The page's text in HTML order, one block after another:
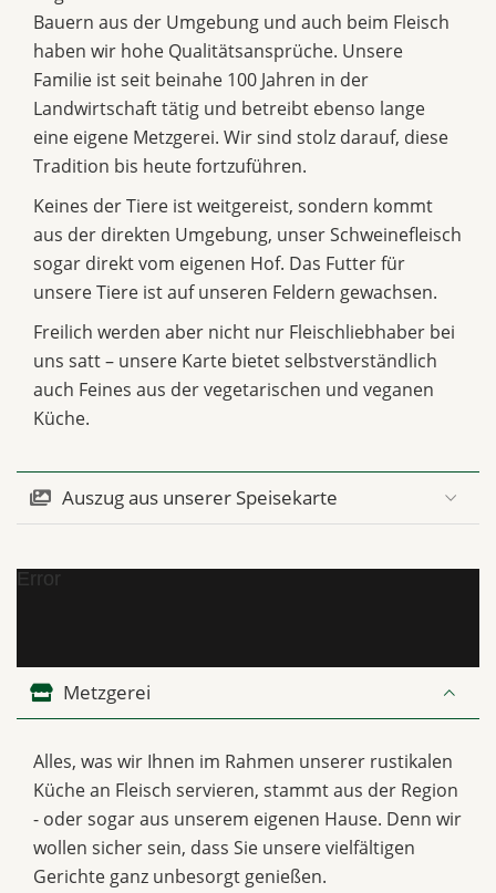
Bauern aus der Umgebung und auch beim Fleisch
haben wir hohe Qualitätsansprüche. Unsere
Familie ist seit beinahe 100 Jahren in der
Landwirtschaft tätig und betreibt ebenso lange
eine eigene Metzgerei. Wir sind stolz darauf, diese
Tradition bis heute fortzuführen.
Keines der Tiere ist weitgereist, sondern kommt
aus der direkten Umgebung, unser Schweinefleisch
sogar direkt vom eigenen Hof. Das Futter für
unsere Tiere ist auf unseren Feldern gewachsen.
Freilich werden aber nicht nur Fleischliebhaber bei
uns satt – unsere Karte bietet selbstverständlich
auch Feines aus der vegetarischen und veganen
Küche.
Auszug aus unserer Speisekarte
Error
Metzgerei
Alles, was wir Ihnen im Rahmen unserer rustikalen
Küche an Fleisch servieren, stammt aus der Region
- oder sogar aus unserem eigenen Hause. Denn wir
wollen sicher sein, dass Sie unsere vielfältigen
Gerichte ganz unbesorgt genießen.